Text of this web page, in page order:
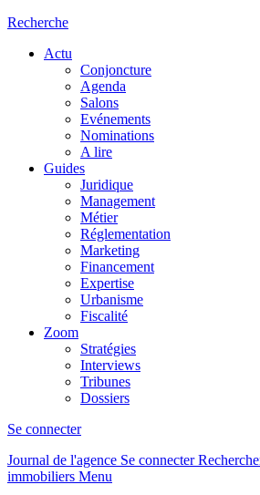
Recherche
Actu
Conjoncture
Agenda
Salons
Evénements
Nominations
A lire
Guides
Juridique
Management
Métier
Réglementation
Marketing
Financement
Expertise
Urbanisme
Fiscalité
Zoom
Stratégies
Interviews
Tribunes
Dossiers
Se connecter
Journal de l'agence Se connecter
immobiliers Menu